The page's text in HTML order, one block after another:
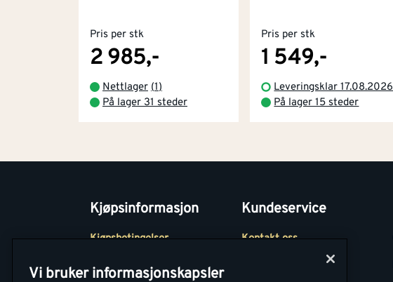
Pris per stk
2 985,-
Nettlager (1)
På lager 31 steder
Pris per stk
1 549,-
Leveringsklar 17.08.2026
På lager 15 steder
Kjøpsinformasjon
Kjøpsbetingelser
Betaling
Kundeservice
Kontakt oss
Vi bruker informasjonskapsler